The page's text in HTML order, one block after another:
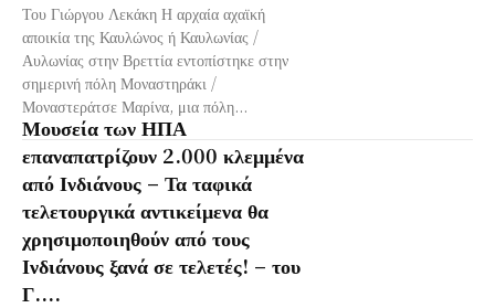
Του Γιώργου Λεκάκη Η αρχαία αχαϊκή
αποικία της Καυλώνος ή Καυλωνίας /
Αυλωνίας στην Βρεττία εντοπίστηκε στην
σημερινή πόλη Μοναστηράκι /
Μοναστεράτσε Μαρίνα, μια πόλη...
Μουσεία των ΗΠΑ
επαναπατρίζουν 2.000 κλεμμένα
από Ινδιάνους – Τα ταφικά
τελετουργικά αντικείμενα θα
χρησιμοποιηθούν από τους
Ινδιάνους ξανά σε τελετές! – του
Γ....